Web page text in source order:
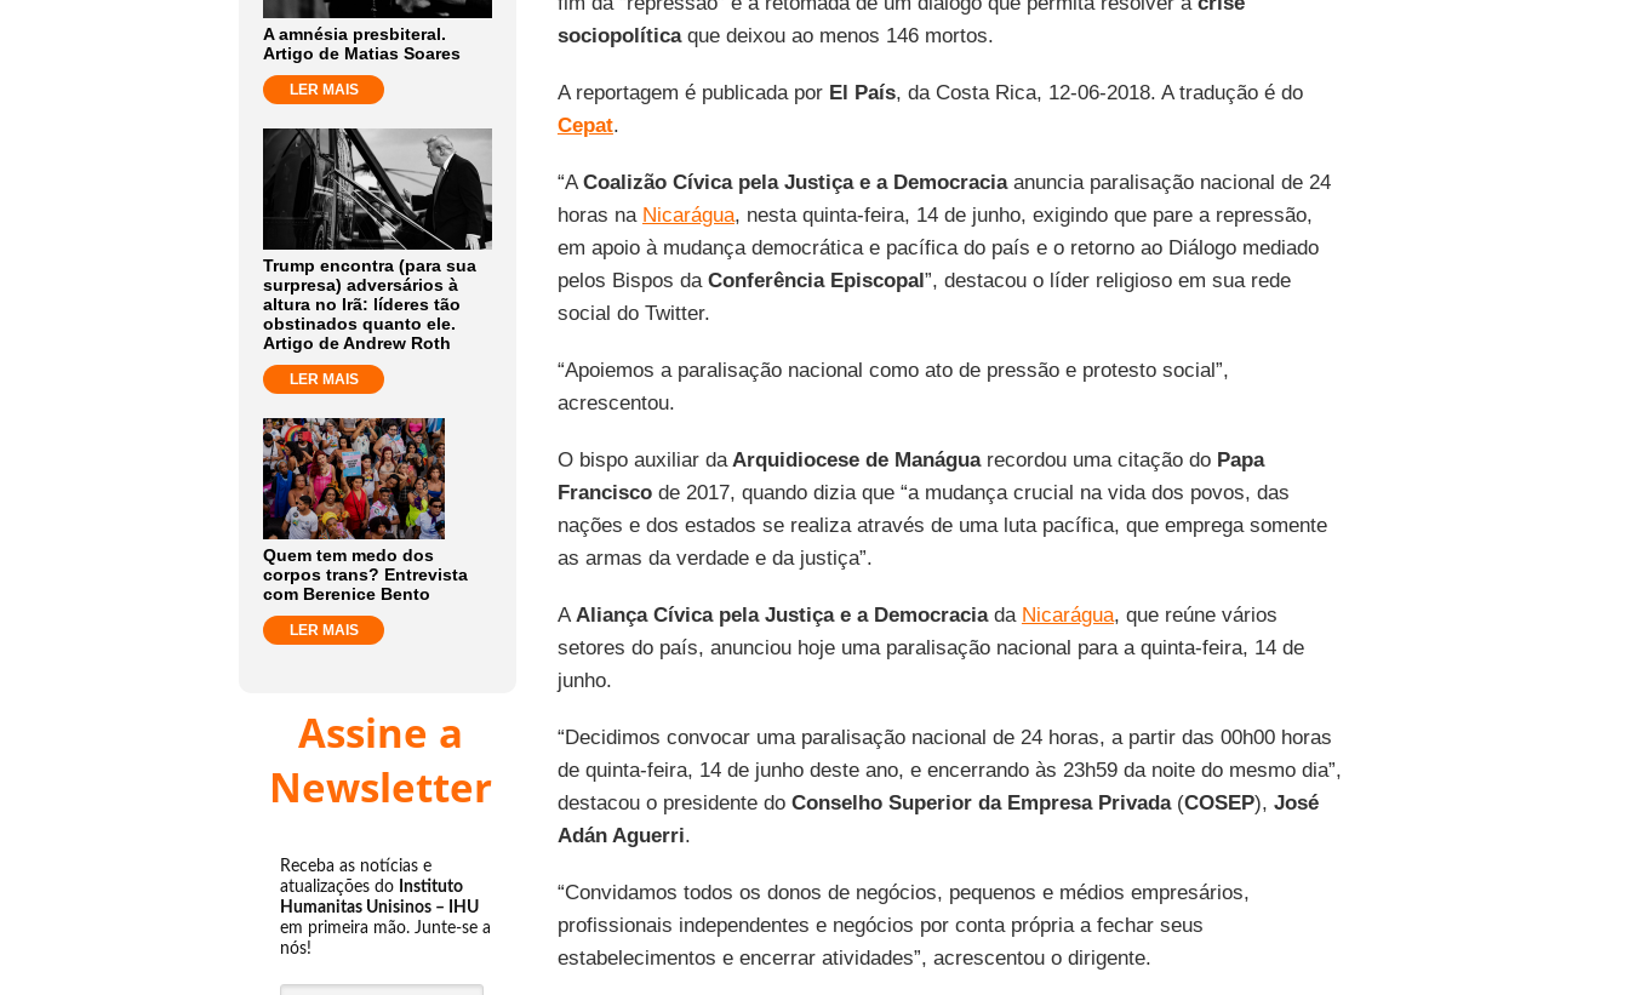
A amnésia presbiteral.
Artigo de Matias Soares
LER MAIS
Trump encontra (para sua
surpresa) adversários à
altura no Irã: líderes tão
obstinados quanto ele.
Artigo de Andrew Roth
LER MAIS
Quem tem medo dos
corpos trans? Entrevista
com Berenice Bento
LER MAIS
Assine a
Newsletter
Receba as notícias e
atualizações do Instituto
Humanitas Unisinos – IHU
em primeira mão. Junte-se a
nós!
sociopolíticaque deixou ao menos 146 mortos.
A reportagem é publicada por El País, da Costa Rica, 12-06-2018. A tradução é do
Cepat.
“ACoalizão Cívica pela Justiça e a Democraciaanuncia paralisação nacional de 24
horas na Nicarágua, nesta quinta-feira, 14 de junho, exigindo que pare a repressão,
em apoio à mudança democrática e pacífica do país e o retorno ao Diálogo mediado
pelos Bispos da Conferência Episcopal”, destacou o líder religioso em sua rede
social do Twitter.
“Apoiemos a paralisação nacional como ato de pressão e protesto social”,
acrescentou.
O bispo auxiliar daArquidiocese de Manáguarecordou uma citação do Papa
Franciscode 2017, quando dizia que “a mudança crucial na vida dos povos, das
nações e dos estados se realiza através de uma luta pacífica, que emprega somente
as armas da verdade e da justiça”.
AAliança Cívica pela Justiça e a Democraciada Nicarágua, que reúne vários
setores do país, anunciou hoje uma paralisação nacional para a quinta-feira, 14 de
junho.
“Decidimos convocar uma paralisação nacional de 24 horas, a partir das 00h00 horas
de quinta-feira, 14 de junho deste ano, e encerrando às 23h59 da noite do mesmo dia”,
destacou o presidente do Conselho Superior da Empresa Privada(COSEP), José
Adán Aguerri.
“Convidamos todos os donos de negócios, pequenos e médios empresários,
profissionais independentes e negócios por conta própria a fechar seus
estabelecimentos e encerrar atividades”, acrescentou o dirigente.